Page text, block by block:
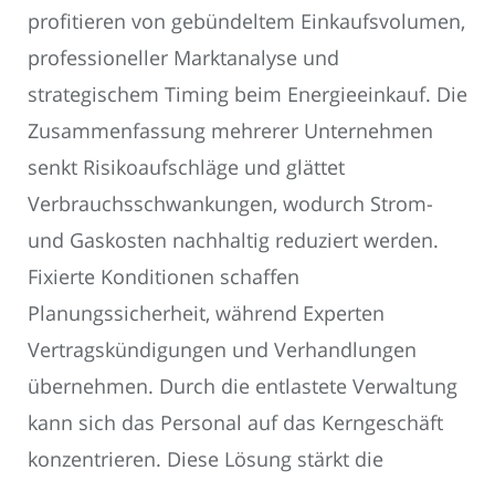
profitieren von gebündeltem Einkaufsvolumen,
professioneller Marktanalyse und
strategischem Timing beim Energieeinkauf. Die
Zusammenfassung mehrerer Unternehmen
senkt Risikoaufschläge und glättet
Verbrauchsschwankungen, wodurch Strom-
und Gaskosten nachhaltig reduziert werden.
Fixierte Konditionen schaffen
Planungssicherheit, während Experten
Vertragskündigungen und Verhandlungen
übernehmen. Durch die entlastete Verwaltung
kann sich das Personal auf das Kerngeschäft
konzentrieren. Diese Lösung stärkt die